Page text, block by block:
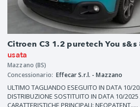
Citroen C3 1.2 puretech You
usata
Mazzano (BS)
Concessionario: Effecar S.r.l. - Mazzano
ULTIMO TAGLIANDO ESEGUITO IN DATA 10/
DISTRIBUZIONE SOSTITUITO IN DATA 10/
CARATTERISTICHE PRINCIPALI: NEOPATENT.....